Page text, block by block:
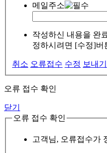
메일주소
작성하신 내용을 완
정하시려면 [수정]버
취소 오류접수 수정 보내기
오류 접수 확인
닫기
오류 접수 확인
고객님, 오류접수가